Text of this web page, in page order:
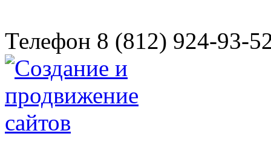
Телефон 8 (812) 924-93-